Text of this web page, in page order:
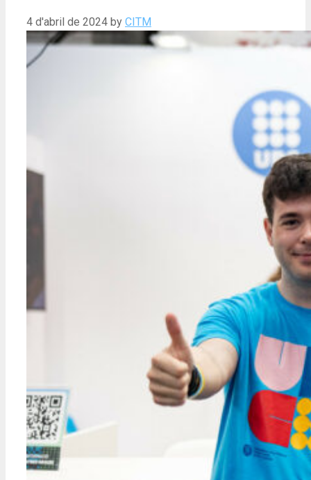
4 d'abril de 2024 by CITM